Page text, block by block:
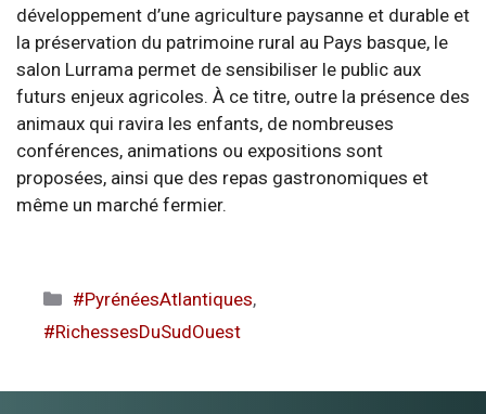
développement d’une agriculture paysanne et durable et
la préservation du patrimoine rural au Pays basque, le
salon Lurrama permet de sensibiliser le public aux
futurs enjeux agricoles. À ce titre, outre la présence des
animaux qui ravira les enfants, de nombreuses
conférences, animations ou expositions sont
proposées, ainsi que des repas gastronomiques et
même un marché fermier.
Catégories
#PyrénéesAtlantiques,
#RichessesDuSudOuest